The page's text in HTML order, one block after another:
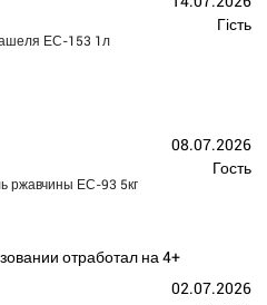
Гість
ЕС-153 1л
08.07.2026
Гость
ржавчины ЕС-93 5кг
отработал на 4+
02.07.2026